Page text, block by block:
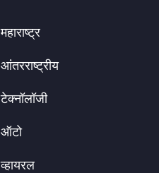
महाराष्ट्र
आंतरराष्ट्रीय
टेक्नॉलॉजी
ऑटो
व्हायरल